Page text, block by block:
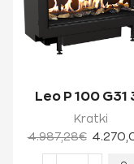
Leo P 100 G31
MBAR 8.2kW
Ενεργειακό
Αερίο...
Kratki
4.987,28€